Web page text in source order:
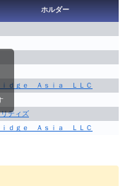
ホルダー
ｉｄｇｅ Ａｓｉａ ＬＬＣ
ティズ
ｉｄｇｅ Ａｓｉａ ＬＬＣ